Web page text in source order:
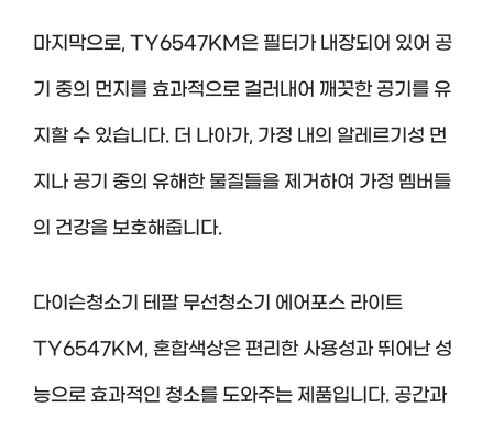
마지막으로, TY6547KM은 필터가 내장되어 있어 공
기 중의 먼지를 효과적으로 걸러내어 깨끗한 공기를 유
지할 수 있습니다. 더 나아가, 가정 내의 알레르기성 먼
지나 공기 중의 유해한 물질들을 제거하여 가정 멤버들
의 건강을 보호해줍니다.
다이슨청소기 테팔 무선청소기 에어포스 라이트
TY6547KM, 혼합색상은 편리한 사용성과 뛰어난 성
능으로 효과적인 청소를 도와주는 제품입니다. 공간과